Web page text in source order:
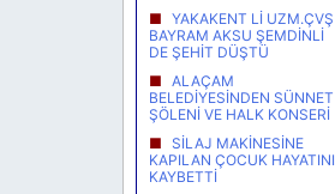
YAKAKENT Lİ UZM.ÇVŞ
BAYRAM AKSU ŞEMDİNLİ
DE ŞEHİT DÜŞTÜ
ALAÇAM
BELEDİYESİNDEN SÜNNET
ŞÖLENİ VE HALK KONSERİ
SİLAJ MAKİNESİNE
KAPILAN ÇOCUK HAYATINI
KAYBETTİ